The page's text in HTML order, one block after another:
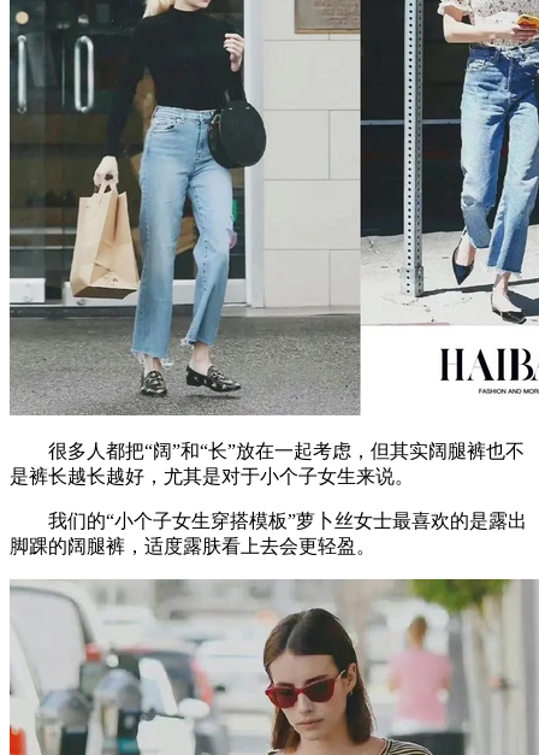
很多人都把“阔”和“长”放在一起考虑，但其实阔腿裤也不
是裤长越长越好，尤其是对于小个子女生来说。
我们的“小个子女生穿搭模板”萝卜丝女士最喜欢的是露出
脚踝的阔腿裤，适度露肤看上去会更轻盈。